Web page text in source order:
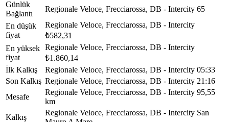
Günlük
Bağlantı
Regionale Veloce, Frecciarossa, DB - Intercity 65
En düşük
fiyat
Regionale Veloce, Frecciarossa, DB - Intercity
₺582,31
En yüksek
fiyat
Regionale Veloce, Frecciarossa, DB - Intercity
₺1.860,14
İlk Kalkış
Regionale Veloce, Frecciarossa, DB - Intercity 05:33
Son Kalkış Regionale Veloce, Frecciarossa, DB - Intercity 21:16
Mesafe
Regionale Veloce, Frecciarossa, DB - Intercity 95,55
km
Kalkış
Regionale Veloce, Frecciarossa, DB - Intercity San